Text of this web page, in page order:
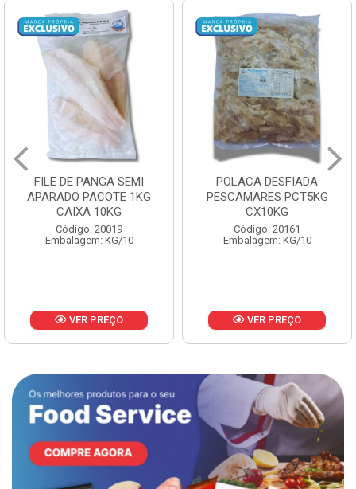
FILE DE PANGA SEMI
APARADO PACOTE 1KG
CAIXA 10KG
Código: 20019
Embalagem: KG/10
VER PREÇO
POLACA DESFIADA
PESCAMARES PCT5KG
CX10KG
Código: 20161
Embalagem: KG/10
VER PREÇO